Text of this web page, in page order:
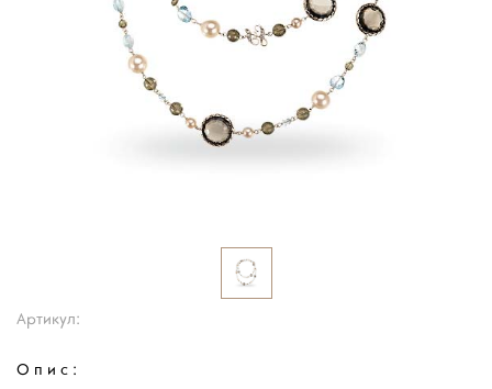
Артикул:
Опис: